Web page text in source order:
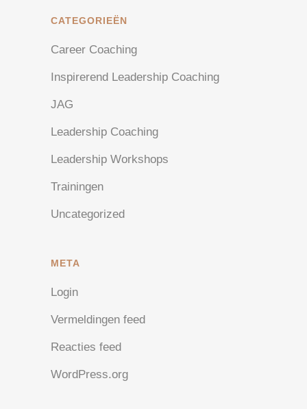
CATEGORIEËN
Career Coaching
Inspirerend Leadership Coaching
JAG
Leadership Coaching
Leadership Workshops
Trainingen
Uncategorized
META
Login
Vermeldingen feed
Reacties feed
WordPress.org